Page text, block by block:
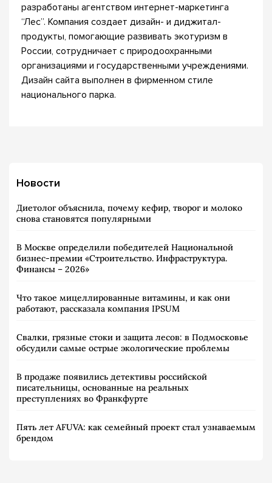
разработаны агентством интернет-маркетинга
“Лес”. Компания создает дизайн- и диджитал-
продукты, помогающие развивать экотуризм в
России, сотрудничает с природоохранными
организациями и государственными учреждениями.
Дизайн сайта выполнен в фирменном стиле
национального парка.
Новости
Диетолог объяснила, почему кефир, творог и молоко
снова становятся популярными
В Москве определили победителей Национальной
бизнес-премии «Строительство. Инфраструктура.
Финансы – 2026»
Что такое мицеллированные витамины, и как они
работают, рассказала компания IPSUM
Свалки, грязные стоки и защита лесов: в Подмосковье
обсудили самые острые экологические проблемы
В продаже появились детективы российской
писательницы, основанные на реальных
преступлениях во Франкфурте
Пять лет AFUVA: как семейный проект стал узнаваемым
брендом